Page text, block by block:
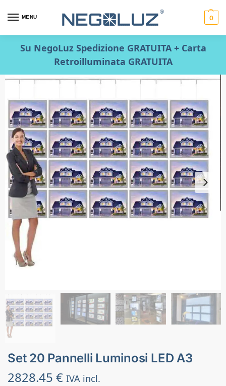
MENU 0
Su NegoLuz Spedizione GRATUITA + Carta
Retroilluminata GRATUITA
Set 20 Pannelli Luminosi LED A3
2828.45 € IVA incl.